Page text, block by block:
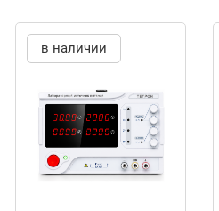
в наличии